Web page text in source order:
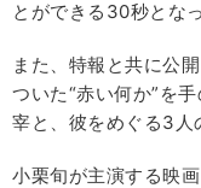
とができる30秒とな
また、特報と共に公
ついた“赤い何か”を
宰と、彼をめぐる3人
小栗旬が主演する映